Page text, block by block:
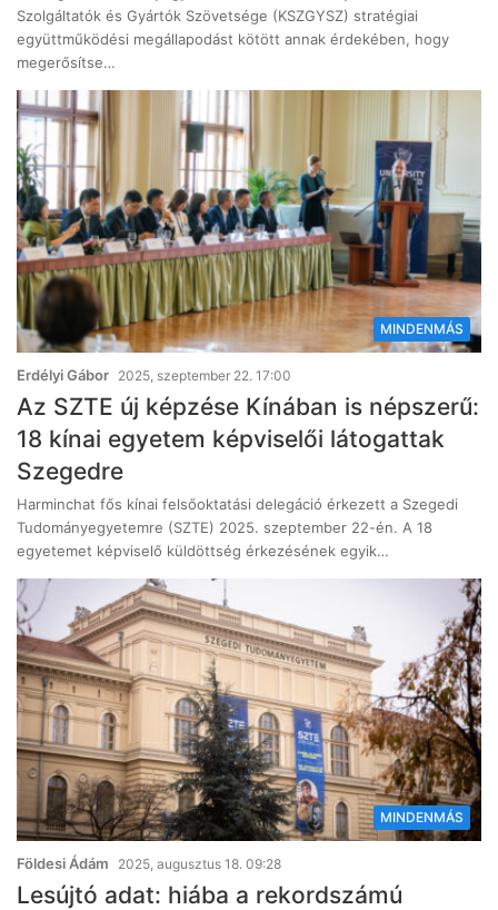
Szolgáltatók és Gyártók Szövetsége (KSZGYSZ) stratégiai
együttműködési megállapodást kötött annak érdekében, hogy
megerősítse…
MINDENMÁS
Erdélyi Gábor 2025, szeptember 22. 17:00
Az SZTE új képzése Kínában is népszerű:
18 kínai egyetem képviselői látogattak
Szegedre
Harminchat fős kínai felsőoktatási delegáció érkezett a Szegedi
Tudományegyetemre (SZTE) 2025. szeptember 22-én. A 18
egyetemet képviselő küldöttség érkezésének egyik…
MINDENMÁS
Földesi Ádám 2025, augusztus 18. 09:28
Lesújtó adat: hiába a rekordszámú